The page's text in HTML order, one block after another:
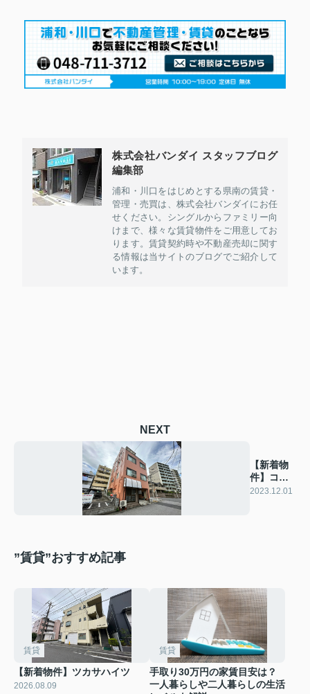
株式会社バンダイ スタッフブログ
編集部
浦和・川口をはじめとする県南の賃貸・
管理・売買は、株式会社バンダイにお任
せください。シングルからファミリー向
けまで、様々な賃貸物件をご用意してお
ります。賃貸契約時や不動産売却に関す
る情報は当サイトのブログでご紹介して
います。
NEXT
【新着物
件】コミ
ュニティ
2023.12.01
”賃貸”おすすめ記事
賃貸
【新着物件】ツカサハイツ
2026.08.09
賃貸
手取り30万円の家賃目安は？
一人暮らしや二人暮らしの生活